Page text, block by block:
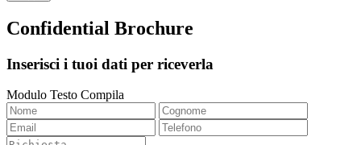
Confidential Brochure
Inserisci i tuoi dati per riceverla
Modulo Testo Compila